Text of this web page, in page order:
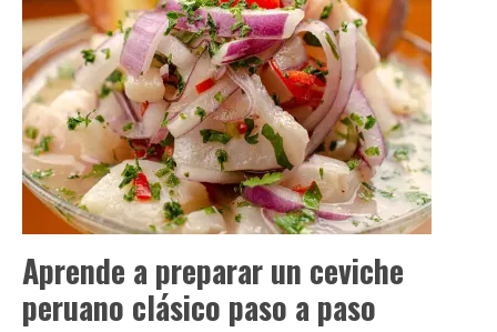
Aprende a preparar un ceviche
peruano clásico paso a paso